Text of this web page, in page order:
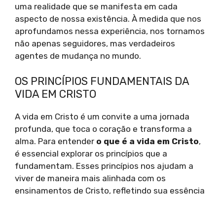
uma realidade que se manifesta em cada
aspecto de nossa existência. À medida que nos
aprofundamos nessa experiência, nos tornamos
não apenas seguidores, mas verdadeiros
agentes de mudança no mundo.
OS PRINCÍPIOS FUNDAMENTAIS DA
VIDA EM CRISTO
A vida em Cristo é um convite a uma jornada
profunda, que toca o coração e transforma a
alma. Para entender o que é a vida em Cristo,
é essencial explorar os princípios que a
fundamentam. Esses princípios nos ajudam a
viver de maneira mais alinhada com os
ensinamentos de Cristo, refletindo sua essência